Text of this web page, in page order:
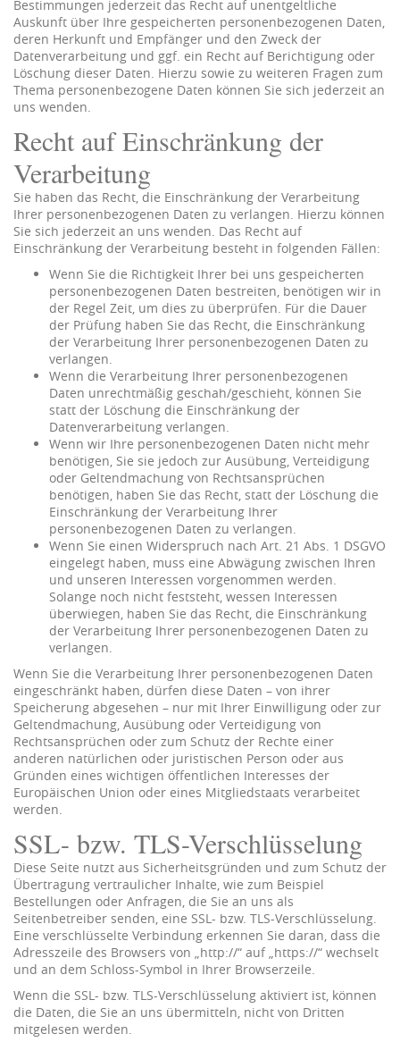
Bestimmungen jederzeit das Recht auf unentgeltliche
Auskunft über Ihre gespeicherten personenbezogenen Daten,
deren Herkunft und Empfänger und den Zweck der
Datenverarbeitung und ggf. ein Recht auf Berichtigung oder
Löschung dieser Daten. Hierzu sowie zu weiteren Fragen zum
Thema personenbezogene Daten können Sie sich jederzeit an
uns wenden.
Recht auf Einschränkung der
Verarbeitung
Sie haben das Recht, die Einschränkung der Verarbeitung
Ihrer personenbezogenen Daten zu verlangen. Hierzu können
Sie sich jederzeit an uns wenden. Das Recht auf
Einschränkung der Verarbeitung besteht in folgenden Fällen:
Wenn Sie die Richtigkeit Ihrer bei uns gespeicherten
personenbezogenen Daten bestreiten, benötigen wir in
der Regel Zeit, um dies zu überprüfen. Für die Dauer
der Prüfung haben Sie das Recht, die Einschränkung
der Verarbeitung Ihrer personenbezogenen Daten zu
verlangen.
Wenn die Verarbeitung Ihrer personenbezogenen
Daten unrechtmäßig geschah/geschieht, können Sie
statt der Löschung die Einschränkung der
Datenverarbeitung verlangen.
Wenn wir Ihre personenbezogenen Daten nicht mehr
benötigen, Sie sie jedoch zur Ausübung, Verteidigung
oder Geltendmachung von Rechtsansprüchen
benötigen, haben Sie das Recht, statt der Löschung die
Einschränkung der Verarbeitung Ihrer
personenbezogenen Daten zu verlangen.
Wenn Sie einen Widerspruch nach Art. 21 Abs. 1 DSGVO
eingelegt haben, muss eine Abwägung zwischen Ihren
und unseren Interessen vorgenommen werden.
Solange noch nicht feststeht, wessen Interessen
überwiegen, haben Sie das Recht, die Einschränkung
der Verarbeitung Ihrer personenbezogenen Daten zu
verlangen.
Wenn Sie die Verarbeitung Ihrer personenbezogenen Daten
eingeschränkt haben, dürfen diese Daten – von ihrer
Speicherung abgesehen – nur mit Ihrer Einwilligung oder zur
Geltendmachung, Ausübung oder Verteidigung von
Rechtsansprüchen oder zum Schutz der Rechte einer
anderen natürlichen oder juristischen Person oder aus
Gründen eines wichtigen öffentlichen Interesses der
Europäischen Union oder eines Mitgliedstaats verarbeitet
werden.
SSL- bzw. TLS-Verschlüsselung
Diese Seite nutzt aus Sicherheitsgründen und zum Schutz der
Übertragung vertraulicher Inhalte, wie zum Beispiel
Bestellungen oder Anfragen, die Sie an uns als
Seitenbetreiber senden, eine SSL- bzw. TLS-Verschlüsselung.
Eine verschlüsselte Verbindung erkennen Sie daran, dass die
Adresszeile des Browsers von „http://“ auf „https://“ wechselt
und an dem Schloss-Symbol in Ihrer Browserzeile.
Wenn die SSL- bzw. TLS-Verschlüsselung aktiviert ist, können
die Daten, die Sie an uns übermitteln, nicht von Dritten
mitgelesen werden.